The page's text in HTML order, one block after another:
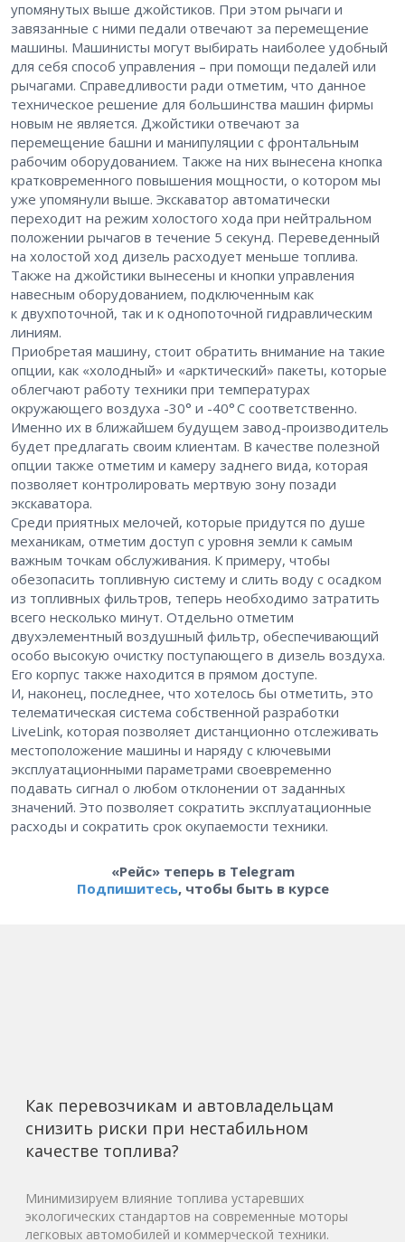
упомянутых выше джойстиков. При этом рычаги и
завязанные с ними педали отвечают за перемещение
машины. Машинисты могут выбирать наиболее удобный
для себя способ управления – при помощи педалей или
рычагами. Справедливости ради отметим, что данное
техническое решение для большинства машин фирмы
новым не является. Джойстики отвечают за
перемещение башни и манипуляции с фронтальным
рабочим оборудованием. Также на них вынесена кнопка
кратковременного повышения мощности, о котором мы
уже упомянули выше. Экскаватор автоматически
переходит на режим холостого хода при нейтральном
положении рычагов в течение 5 секунд. Переведенный
на холостой ход дизель расходует меньше топлива.
Также на джойстики вынесены и кнопки управления
навесным оборудованием, подключенным как
к двухпоточной, так и к однопоточной гидравлическим
линиям.
Приобретая машину, стоит обратить внимание на такие
опции, как «холодный» и «арктический» пакеты, которые
облегчают работу техники при температурах
окружающего воздуха -30° и -40° С соответственно.
Именно их в ближайшем будущем завод-производитель
будет предлагать своим клиентам. В качестве полезной
опции также отметим и камеру заднего вида, которая
позволяет контролировать мертвую зону позади
экскаватора.
Среди приятных мелочей, которые придутся по душе
механикам, отметим доступ с уровня земли к самым
важным точкам обслуживания. К примеру, чтобы
обезопасить топливную систему и слить воду с осадком
из топливных фильтров, теперь необходимо затратить
всего несколько минут. Отдельно отметим
двухэлементный воздушный фильтр, обеспечивающий
особо высокую очистку поступающего в дизель воздуха.
Его корпус также находится в прямом доступе.
И, наконец, последнее, что хотелось бы отметить, это
телематическая система собственной разработки
LiveLink, которая позволяет дистанционно отслеживать
местоположение машины и наряду с ключевыми
эксплуатационными параметрами своевременно
подавать сигнал о любом отклонении от заданных
значений. Это позволяет сократить эксплуатационные
расходы и сократить срок окупаемости техники.
«Рейс» теперь в Telegram
Подпишитесь, чтобы быть в курсе
Как перевозчикам и автовладельцам
снизить риски при нестабильном
качестве топлива?
Минимизируем влияние топлива устаревших
экологических стандартов на современные моторы
легковых автомобилей и коммерческой техники.